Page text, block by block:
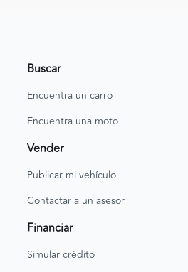
Buscar
Encuentra un carro
Encuentra una moto
Vender
Publicar mi vehículo
Contactar a un asesor
Financiar
Simular crédito